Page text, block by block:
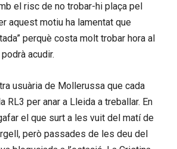
el risc de no trobar-hi plaça pel
aquest motiu ha lamentat que
perquè costa molt trobar hora al
acudir.
usuària de Mollerussa que cada
RL3 per anar a Lleida a treballar. En
el que surt a les vuit del matí de
però passades de les deu del